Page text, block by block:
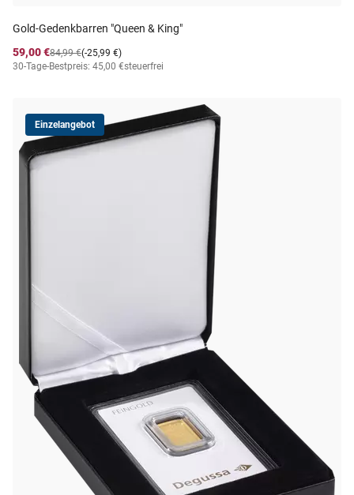
Gold-Gedenkbarren "Queen & King"
59,00 €
(-25,99 €)
84,99 €
30-Tage-Bestpreis: 45,00 €steuerfrei
Einzelangebot